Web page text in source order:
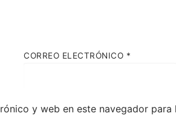
CORREO ELECTRÓNICO *
y web en este navegador